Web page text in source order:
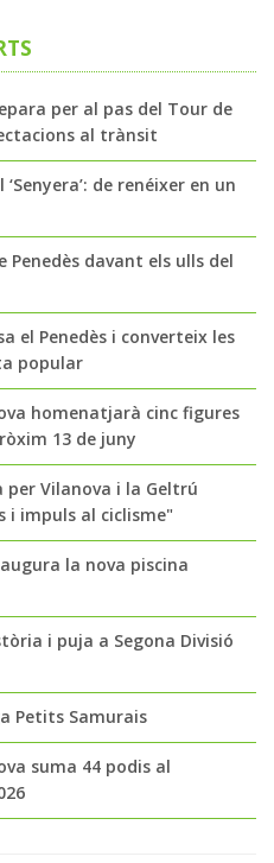
per al pas del Tour de
al trànsit
de renéixer en un
Penedès davant els ulls del
el Penedès i converteix les
popular
homenatjarà cinc figures
13 de juny
per Vilanova i la Geltrú
i impuls al ciclisme"
la nova piscina
i puja a Segona Divisió
Petits Samurais
suma 44 podis al